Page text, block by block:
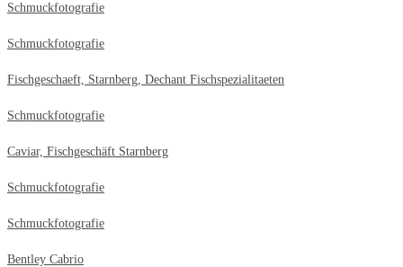
Schmuckfotografie
Schmuckfotografie
Fischgeschaeft, Starnberg, Dechant Fischspezialitaeten
Schmuckfotografie
Caviar, Fischgeschäft Starnberg
Schmuckfotografie
Schmuckfotografie
Bentley Cabrio